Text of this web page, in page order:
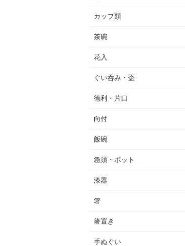
カップ類
茶碗
花入
ぐい呑み・盃
徳利・片口
向付
飯碗
急須・ポット
漆器
箸
箸置き
手ぬぐい